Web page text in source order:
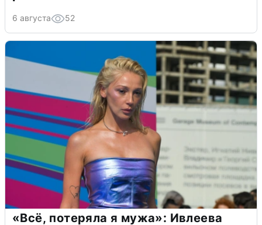
6 августа 52
«Всё, потеряла я мужа»: Ивлеева